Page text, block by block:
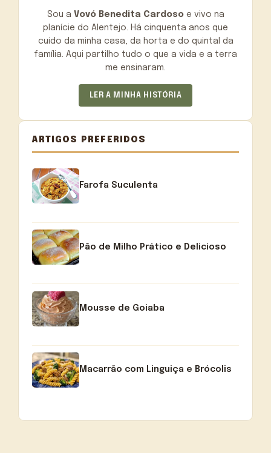
Sou a Vovó Benedita Cardosoe vivo na
planície do Alentejo. Há cinquenta anos que
cuido da minha casa, da horta e do quintal da
família. Aqui partilho tudo o que a vida e a terra
me ensinaram.
LER A MINHA HISTÓRIA
ARTIGOS PREFERIDOS
Farofa Suculenta
Pão de Milho Prático e Delicioso
Mousse de Goiaba
Macarrão com Linguiça e Brócolis